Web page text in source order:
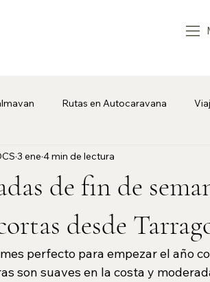
Rutas en Autocaravana
en Calmavan
de fin de
desde
3 ene 4 min de lectura
perfecto para empezar el año
son suaves en la costa y